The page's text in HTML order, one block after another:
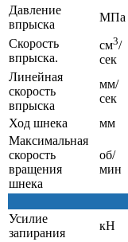
Давление
впрыска
МПа
Cкорость
впрыска.
см3/
сек
Линейная
скорость
впрыска
мм/
сек
Ход шнека мм
Максимальная
скорость
вращения
шнека
об/
мин
Усилие
запирания
кН